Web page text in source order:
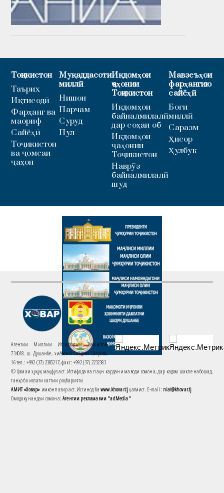
Тоҷикистон
Таърих
Иқтисодӣ
Фарҳанг ва
маориф
Сайёҳӣ
Тоҷикистон
ва ҷомеаи
ҷаҳон
Муқаддасоти
миллӣ
Нишон
Парчам
Суруд
Пул
Иқдомҳои
ҷаҳонии
Тоҷикистон
Иқдомҳои
байналмилалӣ
дар соҳаи об
Иқдомҳои
ҷаҳонии
Тоҷикистон
Наврӯз
байналмилалӣ
шуд
Мавзеъҳои
фарҳангию
сайёҳӣ
Боғи
миллӣ
Саразм
Ҳисор
Ҳулбук
Агентии Миллии Иттилоотии Тоҷикистон
734018. ш. Душанбе, хиёбони Саъдии Шерозӣ,
16 тел.: +992 (37) 2385217, факс: +992 (37) 2232383
© Ҳамаи ҳуқуқ маҳфуз аст. Истифода ва паҳн кардани маводи сомона, дар кадом шакле набошад,
танҳо бо иҷозати хаттии роҳбарияти
АМИТ «Ховар» имконпазир аст. Истинод баwww.khovar.tjҳатмист. E-mail: niat@khovar.tj
Омодакунандаи сомона:Агентии рекламавии "adMedia"